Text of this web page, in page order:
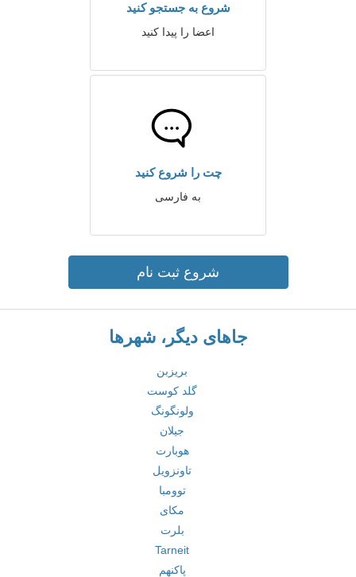
شروع به جستجو کنید
اعضا را پیدا کنید
چت را شروع کنید
به فارسی
شروع ثبت نام
جاهای دیگر، شهرها
بریزبن
گلد کوست
ولونگونگ
جیلان
هوبارت
تاونزویل
توومبا
مکای
بلرت
Tarneit
پاکنهم